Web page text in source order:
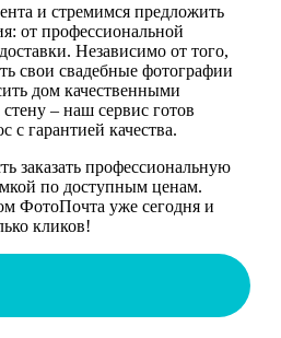
и стремимся предложить
от профессиональной
Независимо от того,
свои свадебные фотографии
дом качественными
– наш сервис готов
с гарантией качества.
заказать профессиональную
по доступным ценам.
ФотоПочта уже сегодня и
кликов!